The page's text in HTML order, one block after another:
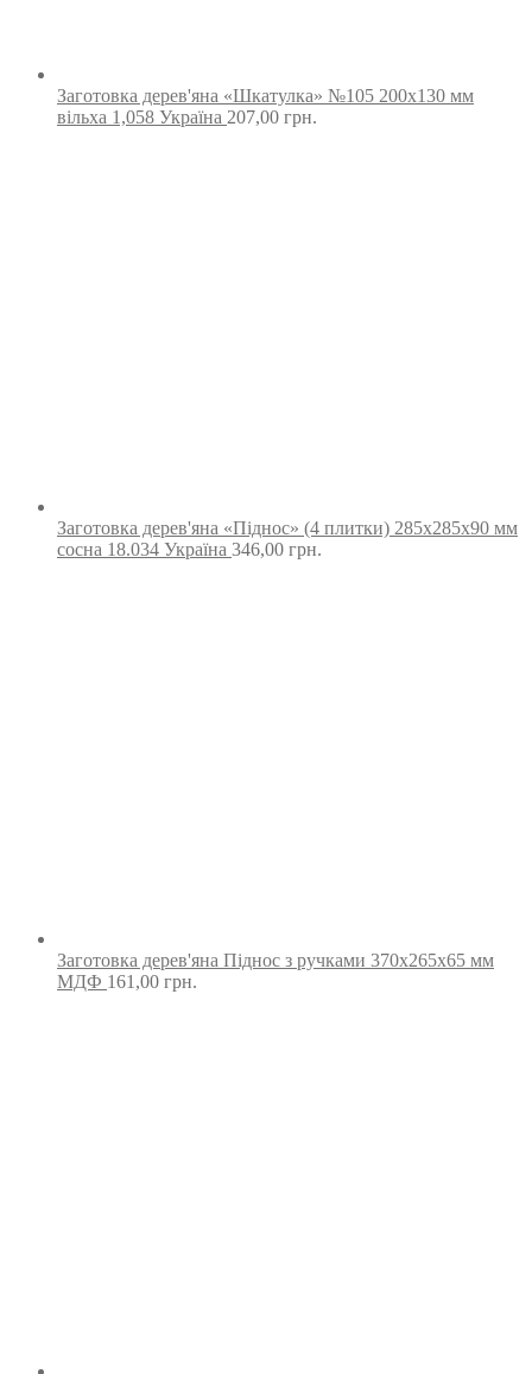
Заготовка дерев'яна «Шкатулка» №105 200х130 мм
вільха 1,058 Україна 207,00 грн.
Заготовка дерев'яна «Піднос» (4 плитки) 285х285х90 мм
сосна 18.034 Україна 346,00 грн.
Заготовка дерев'яна Піднос з ручками 370х265х65 мм
МДФ 161,00 грн.